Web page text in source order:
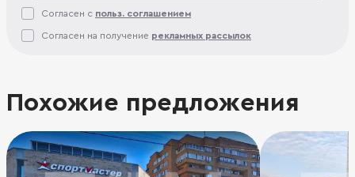
Согласен с польз. соглашением
Согласен на получение рекламных рассылок
Похожие предложения